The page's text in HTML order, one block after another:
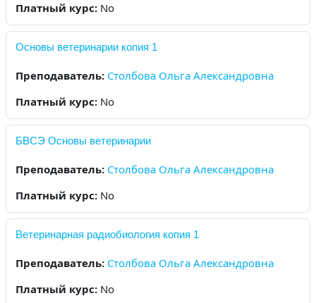
Платный курс: No
Основы ветеринарии копия 1
Преподаватель: Столбова Ольга Александровна
Платный курс: No
БВСЭ Основы ветеринарии
Преподаватель: Столбова Ольга Александровна
Платный курс: No
Ветеринарная радиобиология копия 1
Преподаватель: Столбова Ольга Александровна
Платный курс: No